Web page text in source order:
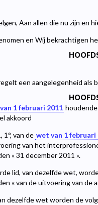
Aan allen die nu zijn en
en Wij bekrachtigen
een aangelegenheid als
1 februari 2011
akkoord
1°, van de wet van 1 februari
van het
« 31 december 2011 ».
lid, van dezelfde wet,
« van de uitvoering van de
dezelfde wet worden de